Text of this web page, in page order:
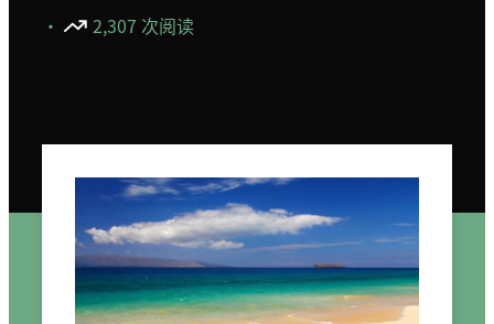
· 2,307 次阅读